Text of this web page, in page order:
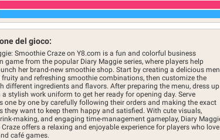
del gioco:
Smoothie Craze on Y8.com is a fun and colorful business
game from the popular Diary Maggie series, where players help
her brand-new smoothie shop. Start by creating a delicious
and refreshing smoothie combinations, then customize the
different ingredients and flavors. After preparing the menu, dress up
a stylish work uniform to get her ready for opening day. Serve
one by one by carefully following their orders and making the exact
they want to keep them happy and satisfied. With cute visuals,
making, and engaging time-management gameplay, Diary
offers a relaxing and enjoyable experience for players who love
café games.